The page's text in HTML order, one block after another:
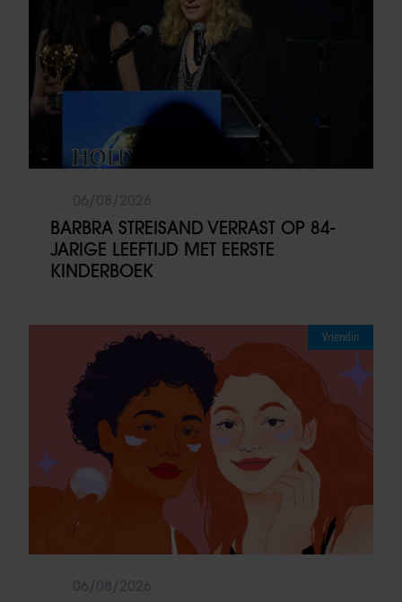
BARBRA STREISAND VERRAST OP 84-
JARIGE LEEFTIJD MET EERSTE
KINDERBOEK
Vriendin